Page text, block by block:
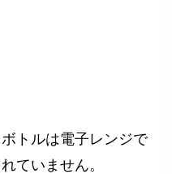
トルは電子レンジで
ていません。